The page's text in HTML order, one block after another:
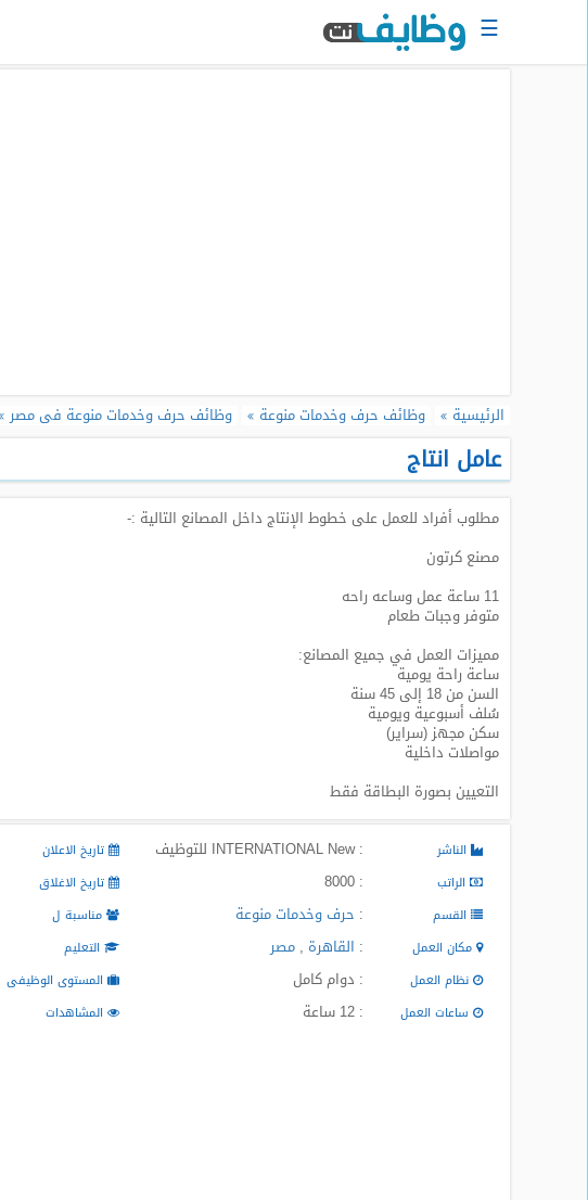
سيرتك
الوظائف
السعودية
وظائف
☰
الرئيسية وظائف حرف وخدمات منوعة وظائف حرف وخدمات منوعة فى مصر
عامل انتاج
مطلوب أفراد للعمل على خطوط الإنتاج داخل المصانع التالية :-
مصنع كرتون
11 ساعة عمل وساعه راحه
متوفر وجبات طعام
مميزات العمل في جميع المصانع:
ساعة راحة يومية
السن من 18 إلى 45 سنة
سُلف أسبوعية ويومية
سكن مجهز (سراير)
مواصلات داخلية
التعيين بصورة البطاقة فقط
الناشر : INTERNATIONAL New للتوظيف
الراتب : 8000
القسم : حرف وخدمات منوعة
مكان العمل : القاهرة ,مصر
نظام العمل : دوام كامل
ساعات العمل : 12 ساعة
تاريخ الاعلان
تاريخ الاغلاق
مناسبة ل
التعليم
المستوى الوظيفى
المشاهدات